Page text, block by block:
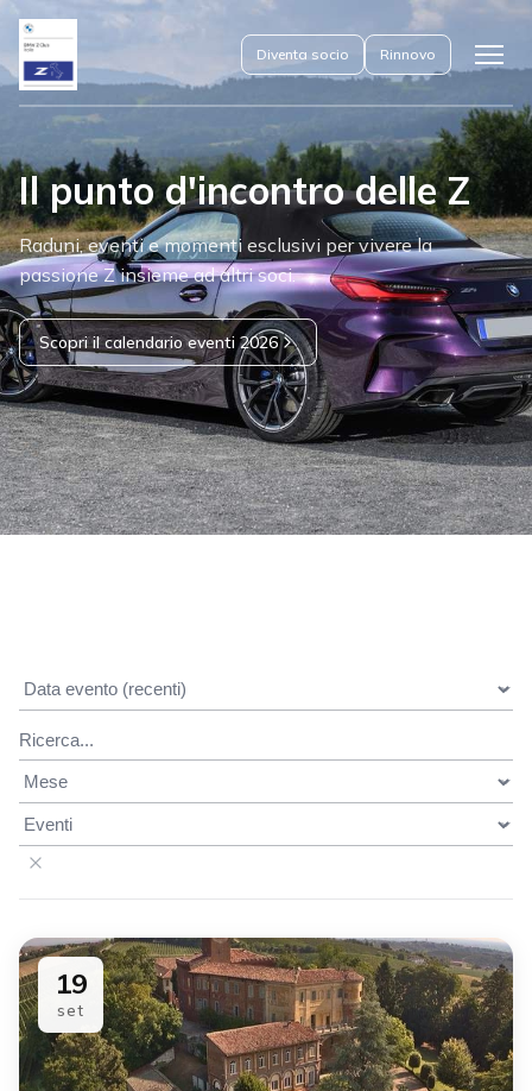
Apri
Diventa socio Rinnovo
Il punto d'incontro delle Z
Raduni, eventi e momenti esclusivi per vivere la
passione Z insieme ad altri soci.
Scopri il calendario eventi 2026
19
set